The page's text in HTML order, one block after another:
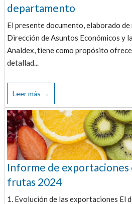
departamento
El presente documento, elaborado
Dirección de Asuntos Económicos y
Analdex, tiene como propósito
detallad...
Leer más →
Informe de exportaciones
frutas 2024
1. Evolución de las exportaciones El